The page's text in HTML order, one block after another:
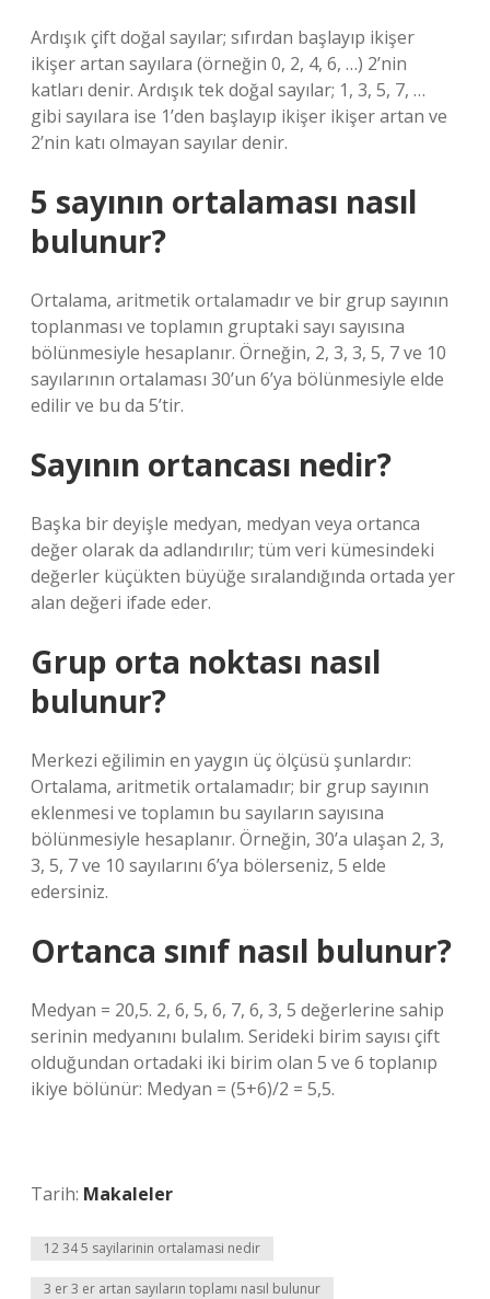
Ardışık çift doğal sayılar; sıfırdan başlayıp ikişer
ikişer artan sayılara (örneğin 0, 2, 4, 6, …) 2’nin
katları denir. Ardışık tek doğal sayılar; 1, 3, 5, 7, …
gibi sayılara ise 1’den başlayıp ikişer ikişer artan ve
2’nin katı olmayan sayılar denir.
5 sayının ortalaması nasıl
bulunur?
Ortalama, aritmetik ortalamadır ve bir grup sayının
toplanması ve toplamın gruptaki sayı sayısına
bölünmesiyle hesaplanır. Örneğin, 2, 3, 3, 5, 7 ve 10
sayılarının ortalaması 30’un 6’ya bölünmesiyle elde
edilir ve bu da 5’tir.
Sayının ortancası nedir?
Başka bir deyişle medyan, medyan veya ortanca
değer olarak da adlandırılır; tüm veri kümesindeki
değerler küçükten büyüğe sıralandığında ortada yer
alan değeri ifade eder.
Grup orta noktası nasıl
bulunur?
Merkezi eğilimin en yaygın üç ölçüsü şunlardır:
Ortalama, aritmetik ortalamadır; bir grup sayının
eklenmesi ve toplamın bu sayıların sayısına
bölünmesiyle hesaplanır. Örneğin, 30’a ulaşan 2, 3,
3, 5, 7 ve 10 sayılarını 6’ya bölerseniz, 5 elde
edersiniz.
Ortanca sınıf nasıl bulunur?
Medyan = 20,5. 2, 6, 5, 6, 7, 6, 3, 5 değerlerine sahip
serinin medyanını bulalım. Serideki birim sayısı çift
olduğundan ortadaki iki birim olan 5 ve 6 toplanıp
ikiye bölünür: Medyan = (5+6)/2 = 5,5.
Tarih: Makaleler
12 34 5 sayilarinin ortalamasi nedir
3 er 3 er artan sayıların toplamı nasıl bulunur